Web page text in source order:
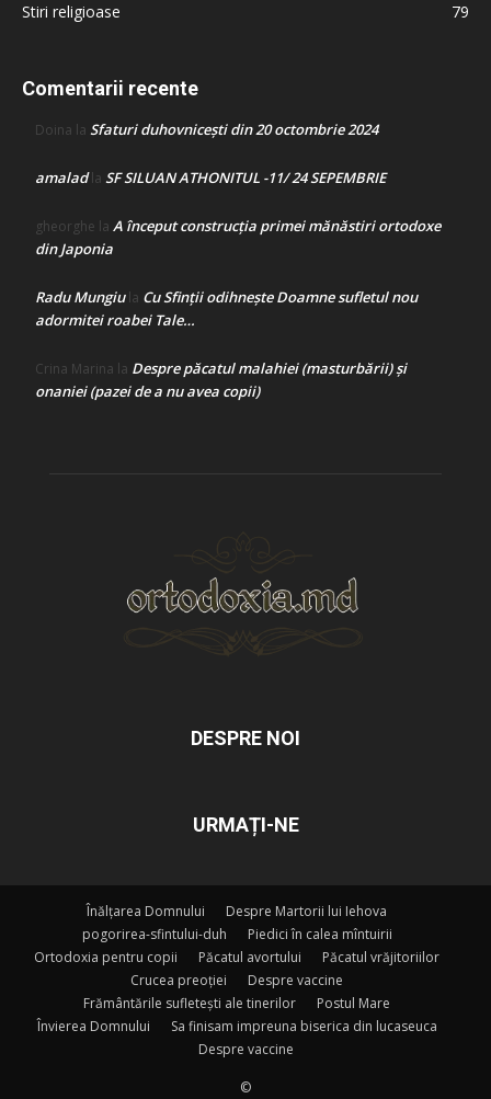
Stiri religioase
79
Comentarii recente
Doina la Sfaturi duhovnicești din 20 octombrie 2024
amaladla SF SILUAN ATHONITUL -11/ 24 SEPEMBRIE
gheorghe la A început construcţia primei mănăstiri ortodoxe
din Japonia
Radu Mungiula Cu Sfinții odihnește Doamne sufletul nou
adormitei roabei Tale…
Crina Marina la Despre păcatul malahiei (masturbării) şi
onaniei (pazei de a nu avea copii)
DESPRE NOI
URMAȚI-NE
Înălțarea Domnului
Despre Martorii lui Iehova
pogorirea-sfintului-duh
Piedici în calea mîntuirii
Ortodoxia pentru copii
Păcatul avortului
Păcatul vrăjitoriilor
Crucea preoției
Despre vaccine
Frământările sufletești ale tinerilor
Postul Mare
Învierea Domnului
Sa finisam impreuna biserica din lucaseuca
Despre vaccine
©